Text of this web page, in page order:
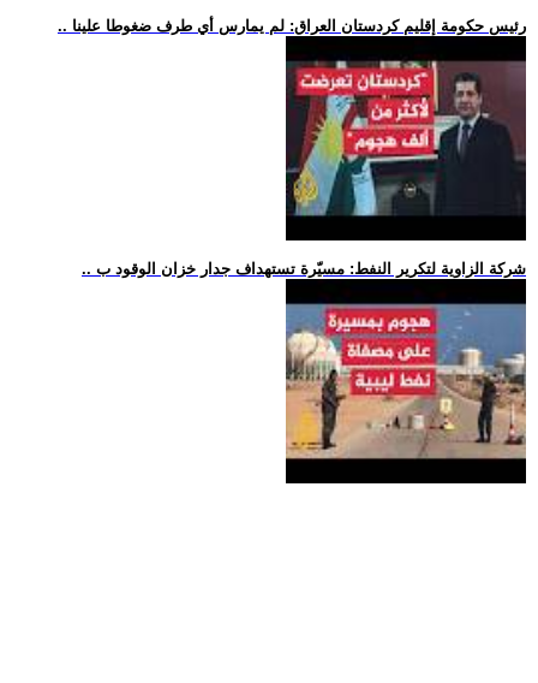
.. رئيس حكومة إقليم كردستان العراق: لم يمارس أي طرف ضغوطا علينا
.. شركة الزاوية لتكرير النفط: مسيّرة تستهداف جدار خزان الوقود ب